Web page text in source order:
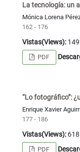
La tecnología: un
Mónica Lorena
162 - 176
Vistas(Views):
PDF
“Lo fotográfico”:
Enrique Xavier
177 - 186
Vistas(Views):618
PDF